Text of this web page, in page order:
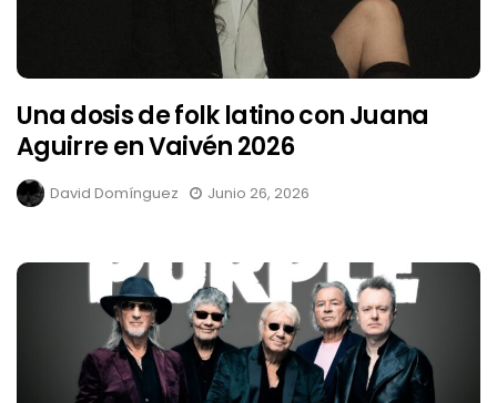
Una dosis de folk latino con Juana
Aguirre en Vaivén 2026
David Domínguez Junio 26, 2026